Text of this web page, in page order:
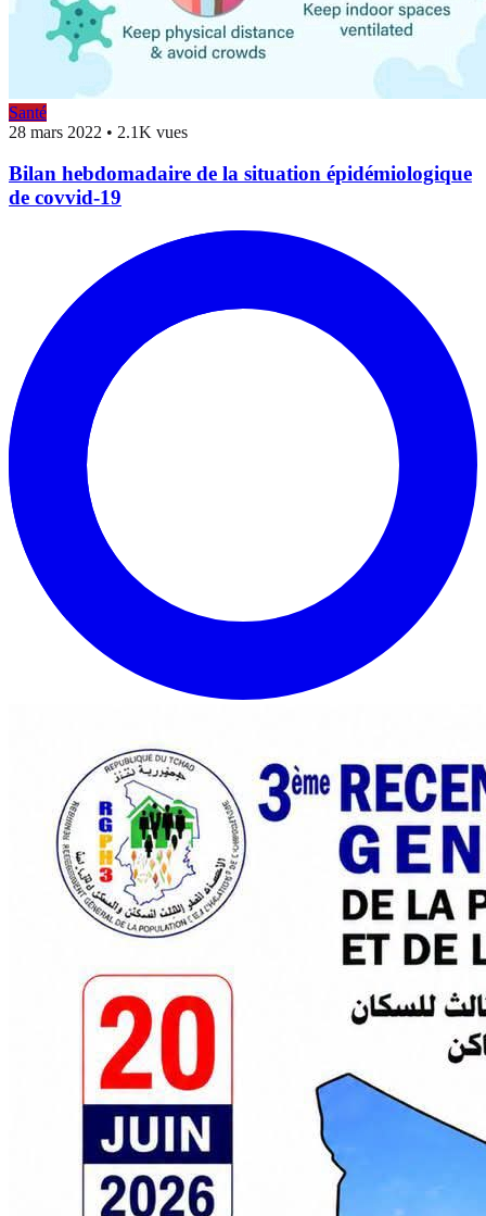
Santé
28 mars 2022 • 2.1K vues
Bilan hebdomadaire de la situation épidémiologique
de covvid-19